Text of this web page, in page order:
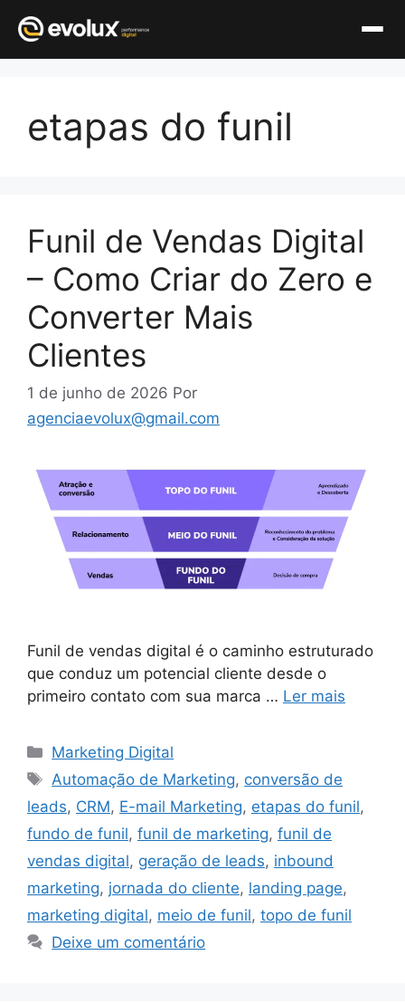
conteúdo
etapas do funil
Funil de Vendas Digital
– Como Criar do Zero e
Converter Mais
Clientes
1 de junho de 2026 Por
agenciaevolux@gmail.com
Funil de vendas digital é o caminho estruturado
que conduz um potencial cliente desde o
primeiro contato com sua marca … Ler mais
Categorias
Marketing Digital
Tags
Automação de Marketing, conversão de
leads, CRM, E-mail Marketing, etapas do funil,
fundo de funil, funil de marketing, funil de
vendas digital, geração de leads, inbound
marketing, jornada do cliente, landing page,
marketing digital, meio de funil, topo de funil
Deixe um comentário